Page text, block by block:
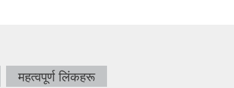
महत्वपूर्ण लिंकहरू